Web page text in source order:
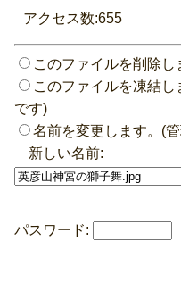
アクセス数:655
このファイルを削除し
このファイルを凍結
です)
名前を変更します。(
新しい名前:
パスワード: